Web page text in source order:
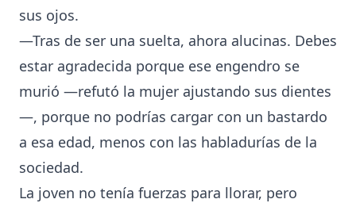
sus ojos.
—Tras de ser una suelta, ahora alucinas. Debes
estar agradecida porque ese engendro se
murió —refutó la mujer ajustando sus dientes
—, porque no podrías cargar con un bastardo
a esa edad, menos con las habladurías de la
sociedad.
La joven no tenía fuerzas para llorar, pero